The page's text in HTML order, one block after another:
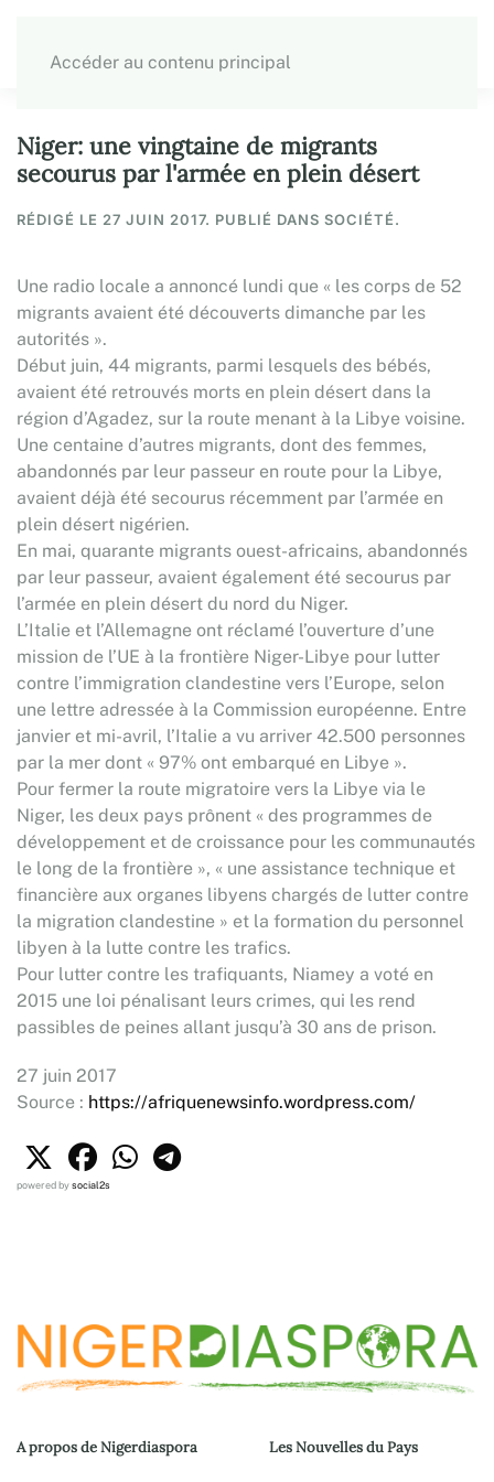
Accéder au contenu principal
Niger: une vingtaine de migrants
secourus par l'armée en plein désert
RÉDIGÉ LE 27 JUIN 2017. PUBLIÉ DANS SOCIÉTÉ.
Une radio locale a annoncé lundi que « les corps de 52
migrants avaient été découverts dimanche par les
autorités ».
Début juin, 44 migrants, parmi lesquels des bébés,
avaient été retrouvés morts en plein désert dans la
région d’Agadez, sur la route menant à la Libye voisine.
Une centaine d’autres migrants, dont des femmes,
abandonnés par leur passeur en route pour la Libye,
avaient déjà été secourus récemment par l’armée en
plein désert nigérien.
En mai, quarante migrants ouest-africains, abandonnés
par leur passeur, avaient également été secourus par
l’armée en plein désert du nord du Niger.
L’Italie et l’Allemagne ont réclamé l’ouverture d’une
mission de l’UE à la frontière Niger-Libye pour lutter
contre l’immigration clandestine vers l’Europe, selon
une lettre adressée à la Commission européenne. Entre
janvier et mi-avril, l’Italie a vu arriver 42.500 personnes
par la mer dont « 97% ont embarqué en Libye ».
Pour fermer la route migratoire vers la Libye via le
Niger, les deux pays prônent « des programmes de
développement et de croissance pour les communautés
le long de la frontière », « une assistance technique et
financière aux organes libyens chargés de lutter contre
la migration clandestine » et la formation du personnel
libyen à la lutte contre les trafics.
Pour lutter contre les trafiquants, Niamey a voté en
2015 une loi pénalisant leurs crimes, qui les rend
passibles de peines allant jusqu’à 30 ans de prison.
27 juin 2017
Source : https://afriquenewsinfo.wordpress.com/
powered bysocial2s
A propos de Nigerdiaspora Les Nouvelles du Pays